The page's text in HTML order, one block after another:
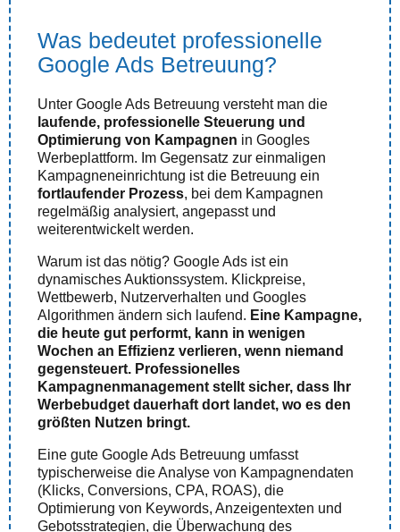
Was bedeutet professionelle
Google Ads Betreuung?
Unter Google Ads Betreuung versteht man die
laufende, professionelle Steuerung und
Optimierung von Kampagnen in Googles
Werbeplattform. Im Gegensatz zur einmaligen
Kampagneneinrichtung ist die Betreuung ein
fortlaufender Prozess, bei dem Kampagnen
regelmäßig analysiert, angepasst und
weiterentwickelt werden.
Warum ist das nötig? Google Ads ist ein
dynamisches Auktionssystem. Klickpreise,
Wettbewerb, Nutzerverhalten und Googles
Algorithmen ändern sich laufend. Eine Kampagne,
die heute gut performt, kann in wenigen
Wochen an Effizienz verlieren, wenn niemand
gegensteuert. Professionelles
Kampagnenmanagement stellt sicher, dass Ihr
Werbebudget dauerhaft dort landet, wo es den
größten Nutzen bringt.
Eine gute Google Ads Betreuung umfasst
typischerweise die Analyse von Kampagnendaten
(Klicks, Conversions, CPA, ROAS), die
Optimierung von Keywords, Anzeigentexten und
Gebotsstrategien, die Überwachung des